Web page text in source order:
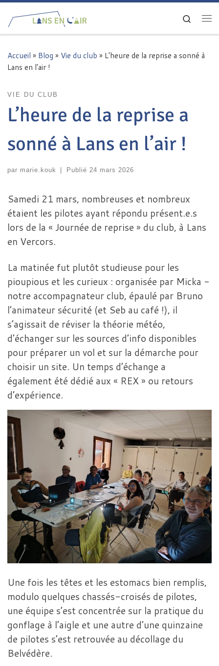
Passer au contenu Search
Accueil » Blog » Vie du club » L’heure de la reprise a sonné à
Lans en l’air !
VIE DU CLUB
L’heure de la reprise a
sonné à Lans en l’air !
par marie.kouk Publié 24 mars 2026
Samedi 21 mars, nombreuses et nombreux
étaient les pilotes ayant répondu présent.e.s
lors de la « Journée de reprise » du club, à Lans
en Vercors.
La matinée fut plutôt studieuse pour les
pioupious et les curieux : organisée par Micka -
notre accompagnateur club, épaulé par Bruno
l’animateur sécurité (et Seb au café !), il
s’agissait de réviser la théorie météo,
d’échanger sur les sources d’info disponibles
pour préparer un vol et sur la démarche pour
choisir un site. Un temps d’échange a
également été dédié aux « REX » ou retours
d’expérience.
Une fois les têtes et les estomacs bien remplis,
modulo quelques chassés-croisés de pilotes,
une équipe s’est concentrée sur la pratique du
gonflage à l’aigle et une autre d’une quinzaine
de pilotes s’est retrouvée au décollage du
Belvédère.